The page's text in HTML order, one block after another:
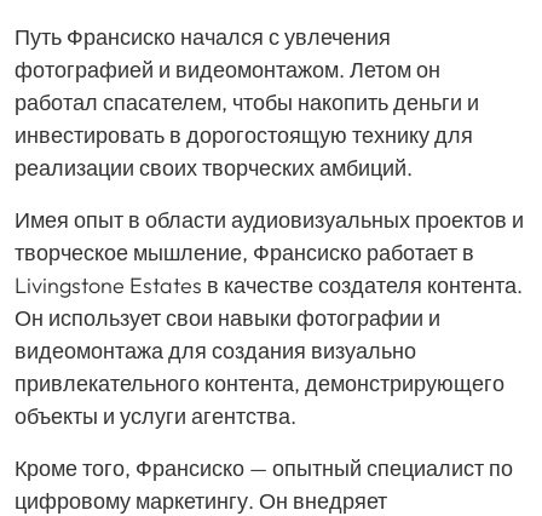
Путь Франсиско начался с увлечения
фотографией и видеомонтажом. Летом он
работал спасателем, чтобы накопить деньги и
инвестировать в дорогостоящую технику для
реализации своих творческих амбиций.
Имея опыт в области аудиовизуальных проектов и
творческое мышление, Франсиско работает в
Livingstone Estates в качестве создателя контента.
Он использует свои навыки фотографии и
видеомонтажа для создания визуально
привлекательного контента, демонстрирующего
объекты и услуги агентства.
Кроме того, Франсиско — опытный специалист по
цифровому маркетингу. Он внедряет